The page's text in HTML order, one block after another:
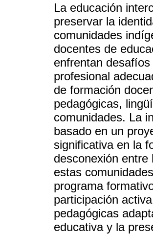
La educación
preservar la
comunidades
docentes de
enfrentan
profesional
de formación
pedagógicas,
comunidades. La
basado en un
significativa en la
desconexión
estas
programa
participación
pedagógicas
educativa y la